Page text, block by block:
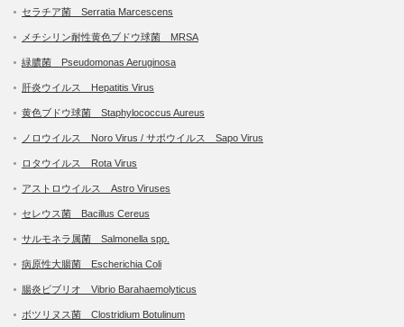
セラチア菌 Serratia Marcescens
メチシリン耐性黄色ブドウ球菌 MRSA
緑膿菌 Pseudomonas Aeruginosa
肝炎ウイルス Hepatitis Virus
黄色ブドウ球菌 Staphylococcus Aureus
ノロウイルス Noro Virus / サポウイルス Sapo Virus
ロタウイルス Rota Virus
アストロウイルス Astro Viruses
セレウス菌 Bacillus Cereus
サルモネラ属菌 Salmonella spp.
病原性大腸菌 Escherichia Coli
腸炎ビブリオ Vibrio Barahaemolyticus
ボツリヌス菌 Clostridium Botulinum